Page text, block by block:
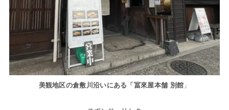
美観地区の倉敷川沿いにある「冨來屋本舗 別館 」